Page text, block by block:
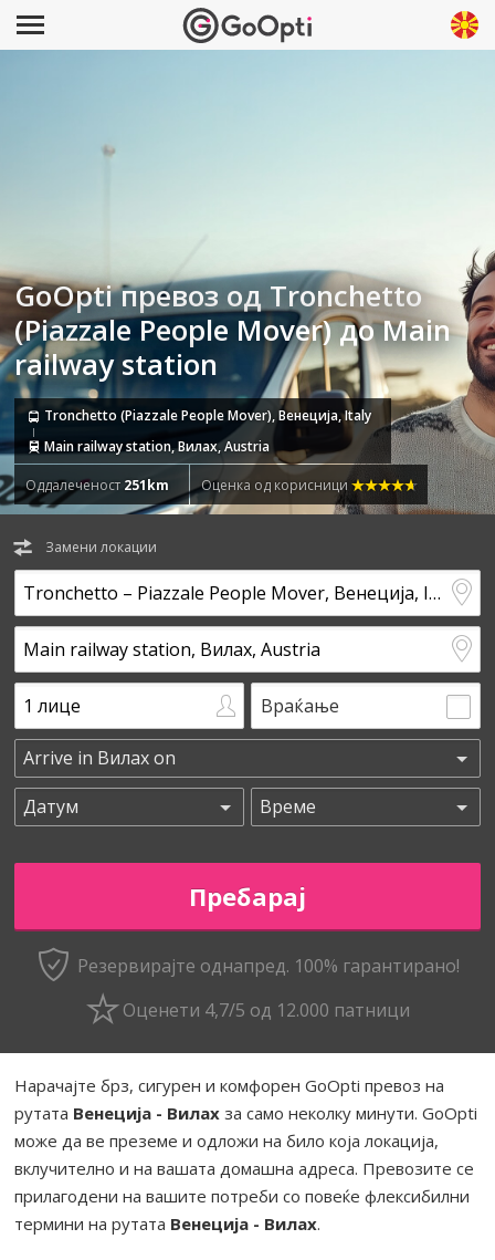
GoOpti превоз од Tronchetto
(Piazzale People Mover) до Main
railway station
Tronchetto (Piazzale People Mover), Венеција, Italy
Main railway station, Вилах, Austria
Оддалеченост 251km Оценка од корисници
Замени локации
Враќање
Резервирајте однапред. 100% гарантирано!
Оценети 4,7/5 од 12.000 патници
Нарачајте брз, сигурен и комфорен GoOpti превоз на
рутата Венеција - Вилах за само неколку минути. GoOpti
може да ве преземе и одложи на било која локација,
вклучително и на вашата домашна адреса. Превозите се
прилагодени на вашите потреби со повеќе флексибилни
термини на рутата Венеција - Вилах.